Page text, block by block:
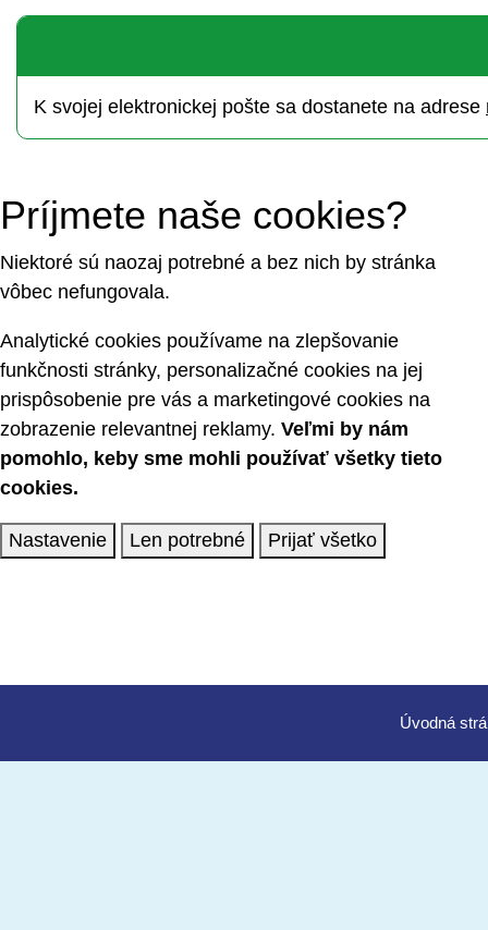
K svojej elektronickej pošte sa dostanete na adrese
Úvod
Príjmete naše cookies?
Niektoré sú naozaj potrebné a bez nich by stránka
vôbec nefungovala.
Analytické cookies používame na zlepšovanie
funkčnosti stránky, personalizačné cookies na jej
prispôsobenie pre vás a marketingové cookies na
zobrazenie relevantnej reklamy. Veľmi by nám
pomohlo, keby sme mohli používať všetky tieto
cookies.
Nastavenie Len potrebné Prijať všetko